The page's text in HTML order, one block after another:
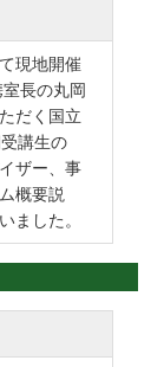
現地開催
長の丸岡
だく国立
講生の
ザー、事
概要説
ました。